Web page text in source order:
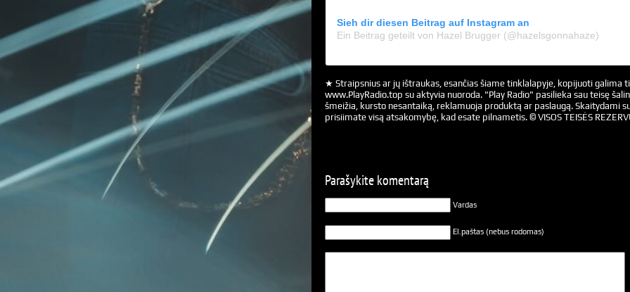
Sieh dir diesen Beitrag auf Instagram an
Ein Beitrag geteilt von Hazel Brugger (@hazelsgonnahaze)
★ Straipsnius ar jų ištraukas, esančias šiame tinklalapyje, kopijuoti galima
www.PlayRadio.top su aktyvia nuoroda. "Play Radio" pasilieka sau teisę
šmeižia, kursto nesantaiką, reklamuoja produktą ar paslaugą. Skaitydami
prisiimate visą atsakomybę, kad esate pilnametis. © VISOS TEISĖS
Parašykite komentarą
Vardas
El.paštas (nebus rodomas)